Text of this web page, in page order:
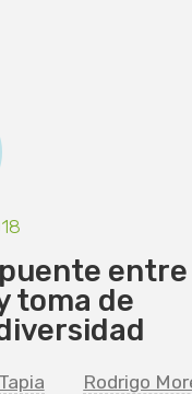
entre
toma de
Rodrigo